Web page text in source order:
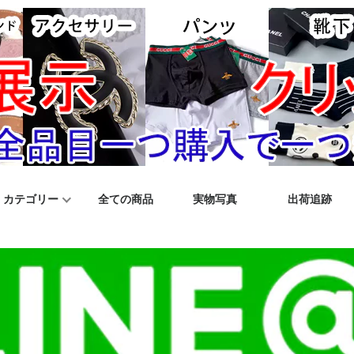
カテゴリー 全ての商品 実物写真 出荷追跡